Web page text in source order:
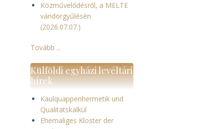
Közművelődésről, a MELTE
vándorgyűlésén
(2026.07.07.)
Tovább ...
Külföldi egyházi levéltári
hírek
Kaulquappenhermetik und
Qualitätskalkül
Ehemaliges Kloster der